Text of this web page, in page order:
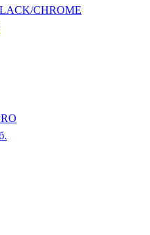
CHROME